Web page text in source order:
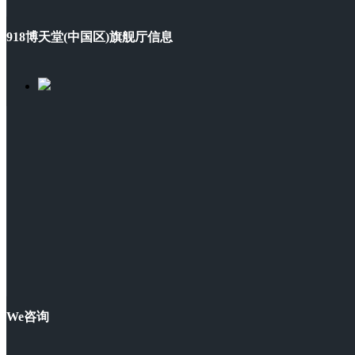
918博天堂(中国区)旗舰厅信息
We咨询